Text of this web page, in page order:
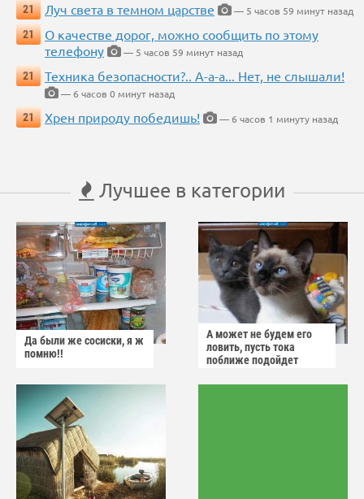
21
Луч света в темном царстве
— 5 часов 59 минут назад
21
О качестве дорог, можно сообщить по этому
телефону
— 5 часов 59 минут назад
21
Техника безопасности?.. А-а-а... Нет, не слышали!
— 6 часов 0 минут назад
21
Хрен природу победишь! — 6 часов 1 минуту назад
Лучшее в категории
Да были же сосиски, я ж
помню!!
А может не будем его
ловить, пусть тока
поближе подойдет